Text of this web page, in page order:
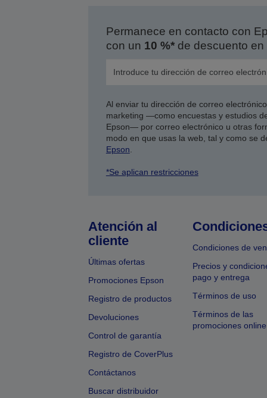
Permanece en contacto con
con un 10 %*de descuento en
Al enviar tu dirección de correo
marketing —como encuestas y estudios
Epson— por correo electrónico u otras
modo en que usas la web, tal y como se
Epson
*Se aplican restricciones
Atención al
cliente
Últimas ofertas
Promociones Epson
Registro de productos
Devoluciones
Control de garantía
Registro de CoverPlus
Contáctanos
Buscar distribuidor
Condiciones de
Precios y
pago y entrega
Términos de uso
Términos de las
promociones online